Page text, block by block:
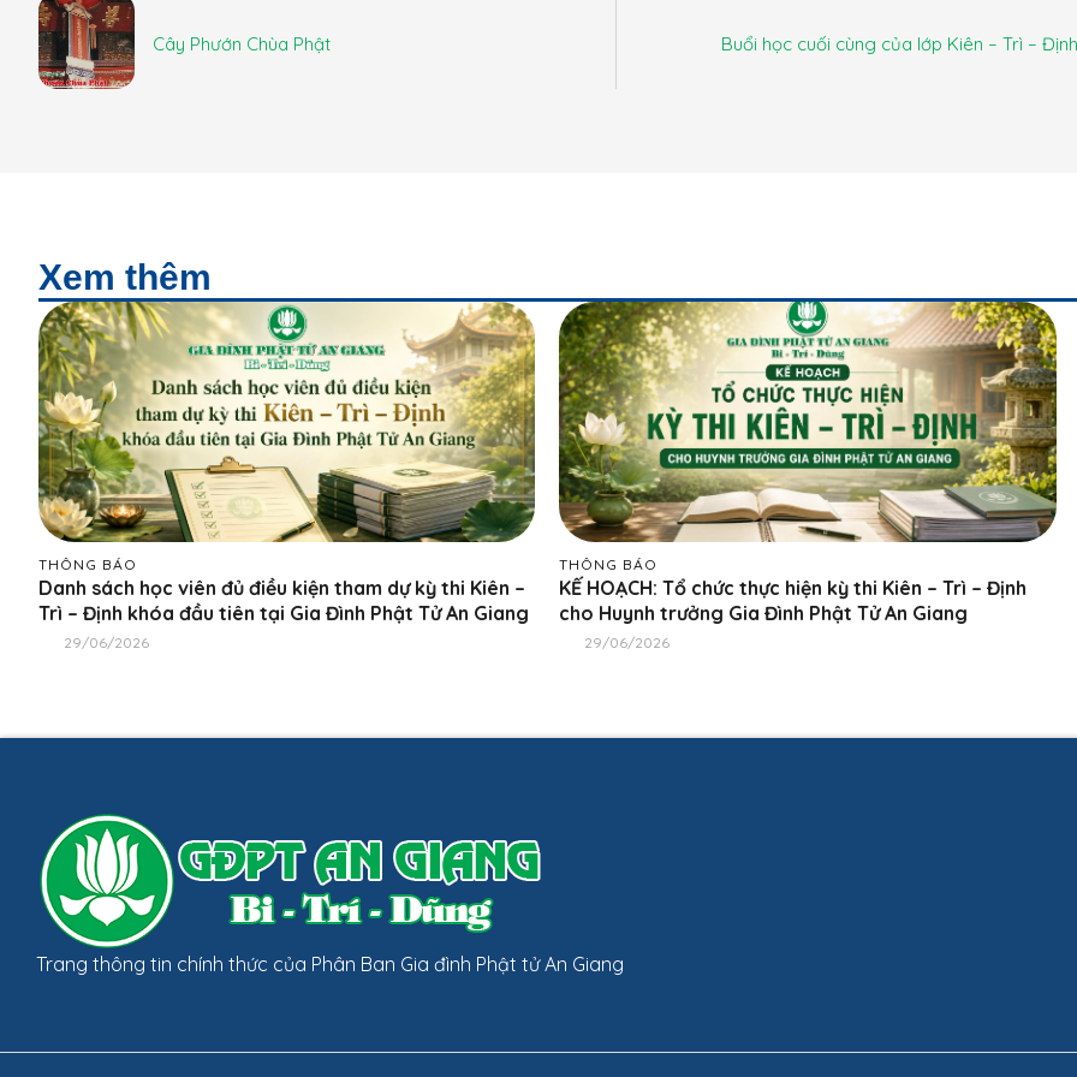
Cây Phướn Chùa Phật Buổi học cuối cùng của lớp Kiên – Trì – Định
Xem thêm
THÔNG BÁO
Danh sách học viên đủ điều kiện tham dự kỳ thi Kiên –
Trì – Định khóa đầu tiên tại Gia Đình Phật Tử An Giang
29/06/2026
THÔNG BÁO
KẾ HOẠCH: Tổ chức thực hiện kỳ thi Kiên – Trì – Định
cho Huynh trưởng Gia Đình Phật Tử An Giang
29/06/2026
Trang thông tin chính thức của Phân Ban Gia đình Phật tử An Giang